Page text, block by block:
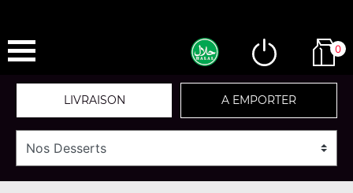
0
LIVRAISON A EMPORTER